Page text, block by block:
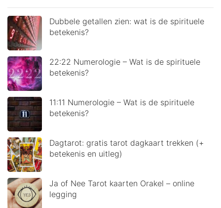
Dubbele getallen zien: wat is de spirituele
betekenis?
22:22 Numerologie – Wat is de spirituele
betekenis?
11:11 Numerologie – Wat is de spirituele
betekenis?
Dagtarot: gratis tarot dagkaart trekken (+
betekenis en uitleg)
Ja of Nee Tarot kaarten Orakel – online
legging